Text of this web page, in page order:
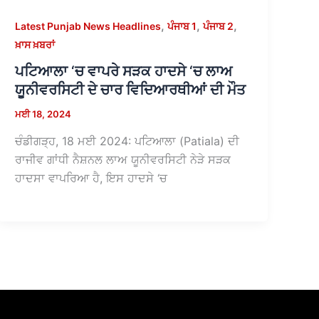
Latest Punjab News Headlines,ਪੰਜਾਬ 1,ਪੰਜਾਬ 2,
ਖ਼ਾਸ ਖ਼ਬਰਾਂ
ਪਟਿਆਲਾ ‘ਚ ਵਾਪਰੇ ਸੜਕ ਹਾਦਸੇ ‘ਚ ਲਾਅ
ਯੂਨੀਵਰਸਿਟੀ ਦੇ ਚਾਰ ਵਿਦਿਆਰਥੀਆਂ ਦੀ ਮੌਤ
ਮਈ 18, 2024
ਚੰਡੀਗੜ੍ਹ, 18 ਮਈ 2024: ਪਟਿਆਲਾ (Patiala) ਦੀ
ਰਾਜੀਵ ਗਾਂਧੀ ਨੈਸ਼ਨਲ ਲਾਅ ਯੂਨੀਵਰਸਿਟੀ ਨੇੜੇ ਸੜਕ
ਹਾਦਸਾ ਵਾਪਰਿਆ ਹੈ, ਇਸ ਹਾਦਸੇ ‘ਚ